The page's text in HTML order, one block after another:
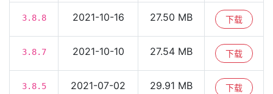
3.8.8 2021-10-16 27.50 MB 下载
3.8.7 2021-10-10 27.54 MB 下载
3.8.5 2021-07-02 29.91 MB 下载